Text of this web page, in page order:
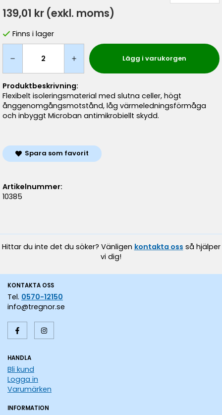
139,01 kr (exkl. moms)
Finns i lager
Lägg i varukorgen
Produktbeskrivning:
Flexibelt isoleringsmaterial med slutna celler, högt
ånggenomgångsmotstånd, låg värmeledningsförmåga
och inbyggt Microban antimikrobiellt skydd.
Spara som favorit
Artikelnummer:
10385
Hittar du inte det du söker? Vänligen kontakta oss så hjälper
vi dig!
KONTAKTA OSS
Tel. 0570-12150
info@tregnor.se
HANDLA
Bli kund
Logga in
Varumärken
INFORMATION